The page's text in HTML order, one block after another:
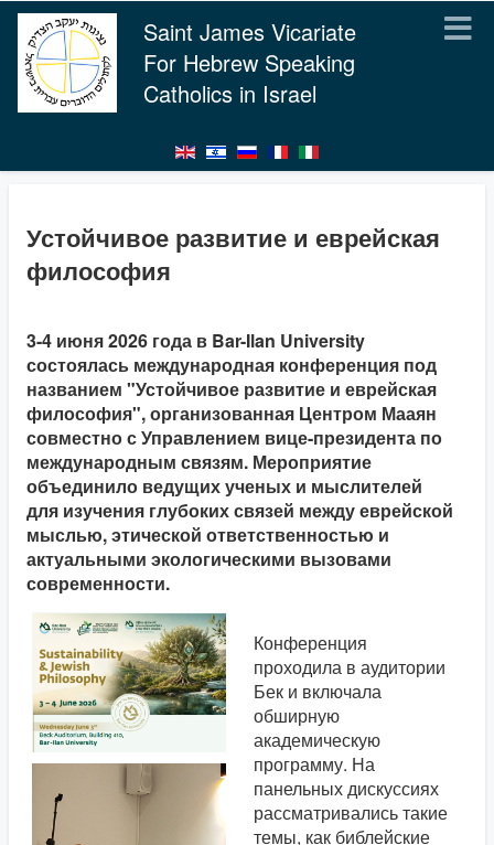
Saint James Vicariate
For Hebrew Speaking
Catholics in Israel
Устойчивое развитие и еврейская
философия
3-4 июня 2026 года в Bar-Ilan University
состоялась международная конференция под
названием "Устойчивое развитие и еврейская
философия", организованная Центром Мааян
совместно с Управлением вице-президента по
международным связям. Мероприятие
объединило ведущих ученых и мыслителей
для изучения глубоких связей между еврейской
мыслью, этической ответственностью и
актуальными экологическими вызовами
современности.
Конференция
проходила в аудитории
Бек и включала
обширную
академическую
программу. На
панельных дискуссиях
рассматривались такие
темы, как библейские